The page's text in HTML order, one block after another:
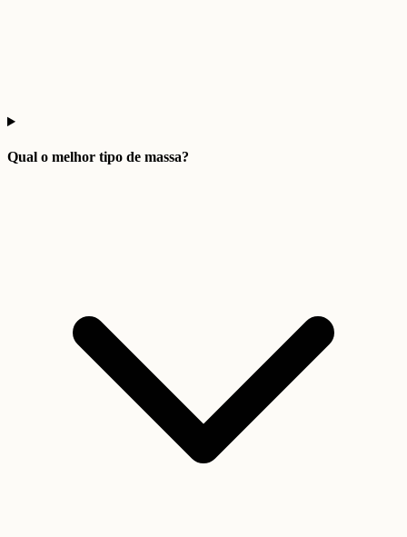
Qual o melhor tipo de massa?